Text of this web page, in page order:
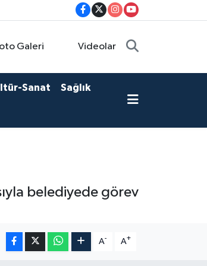
Galeri Videolar
Sanat Sağlık
belediyede görev
A- A+